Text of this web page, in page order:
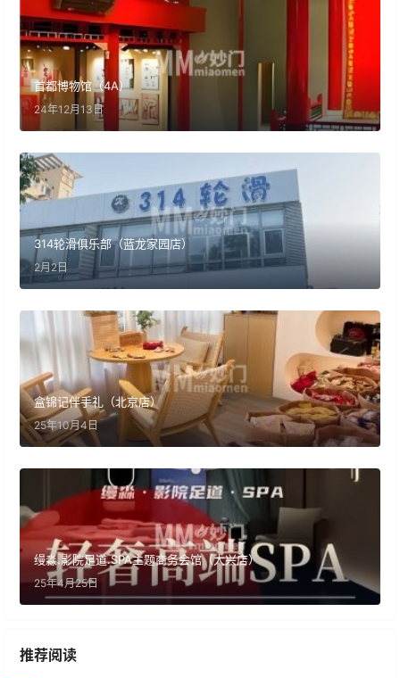
首都博物馆（4A）
24年12月13日
314轮滑俱乐部（蓝龙家园店）
2月2日
盒锦记伴手礼（北京店）
25年10月4日
缦淼.影院足道.SPA主题商务会馆（大兴店）
25年4月25日
推荐阅读